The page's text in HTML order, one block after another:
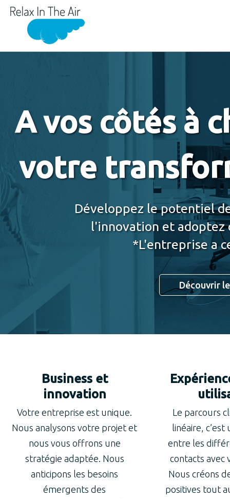
A vos côtés à
votre
Développez le potentiel
l'innovation et adoptez
*L'entreprise a
Découvrir
Business et
innovation
Votre entreprise est unique.
Nous analysons votre projet et
nous vous offrons une
stratégie adaptée. Nous
anticipons les besoins
émergents des
Le parcours
linéaire,
entre les
contacts avec
Nous créons
positives tout